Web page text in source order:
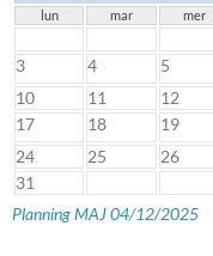
lun mar mer
3
4 5
10
11 12
17
18 19
24
25 26
31
Planning MAJ 04/12/2025